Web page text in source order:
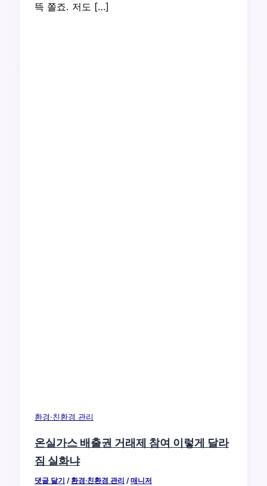
뜩 쫄죠. 저도 […]
환경·친환경 관리
온실가스 배출권 거래제 참여 이렇게 달라
짐 실화냐
댓글 달기 /환경·친환경 관리 /매니저